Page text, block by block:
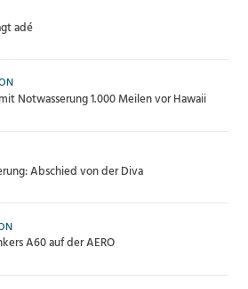
adé
Notwasserung 1.000 Meilen vor Hawaii
Abschied von der Diva
A60 auf der AERO